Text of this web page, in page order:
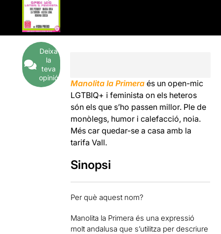
Deixa
la
teva
opinió
Manolita la Primeraés un open-mic
LGTBIQ+ i feminista on els heteros
són els que s’ho passen millor. Ple de
monòlegs, humor i calefacció, noia.
Més car quedar-se a casa amb la
tarifa Vall.
Sinopsi
Per què aquest nom?
Manolita la Primera és una expressió
molt andalusa que s’utilitza per descriure